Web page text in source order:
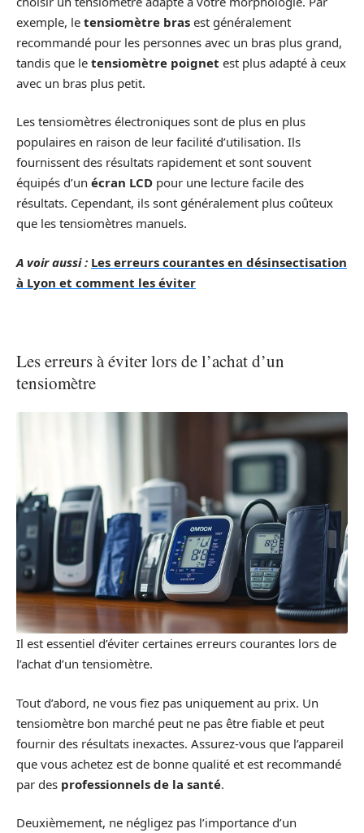
exemple, le tensiomètre bras est généralement
recommandé pour les personnes avec un bras plus grand,
tandis que le tensiomètre poignet est plus adapté à ceux
avec un bras plus petit.
Les tensiomètres électroniques sont de plus en plus
populaires en raison de leur facilité d’utilisation. Ils
fournissent des résultats rapidement et sont souvent
équipés d’un écran LCD pour une lecture facile des
résultats. Cependant, ils sont généralement plus coûteux
que les tensiomètres manuels.
A voir aussi : Les erreurs courantes en désinsectisation
à Lyon et comment les éviter
Les erreurs à éviter lors de l’achat d’un
tensiomètre
Il est essentiel d’éviter certaines erreurs courantes lors de
l’achat d’un tensiomètre.
Tout d’abord, ne vous fiez pas uniquement au prix. Un
tensiomètre bon marché peut ne pas être fiable et peut
fournir des résultats inexactes. Assurez-vous que l’appareil
que vous achetez est de bonne qualité et est recommandé
par des professionnels de la santé.
Deuxièmement, ne négligez pas l’importance d’un